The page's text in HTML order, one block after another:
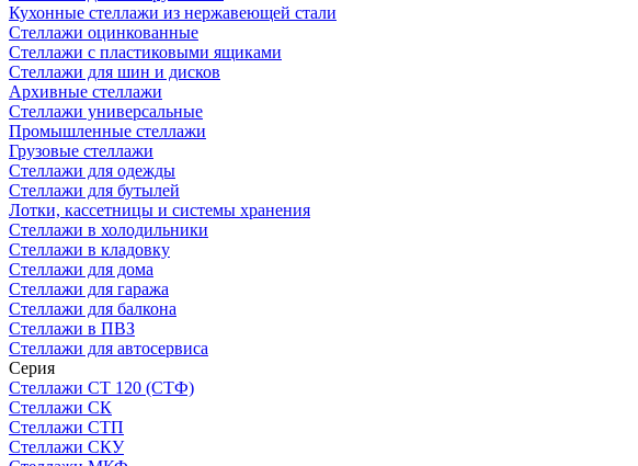
Кухонные стеллажи из нержавеющей стали
Стеллажи оцинкованные
Стеллажи с пластиковыми ящиками
Стеллажи для шин и дисков
Архивные стеллажи
Стеллажи универсальные
Промышленные стеллажи
Грузовые стеллажи
Стеллажи для одежды
Стеллажи для бутылей
Лотки, кассетницы и системы хранения
Стеллажи в холодильники
Стеллажи в кладовку
Стеллажи для дома
Стеллажи для гаража
Стеллажи для балкона
Стеллажи в ПВЗ
Стеллажи для автосервиса
Серия
Стеллажи СТ 120 (СТФ)
Стеллажи СК
Стеллажи СТП
Стеллажи СКУ